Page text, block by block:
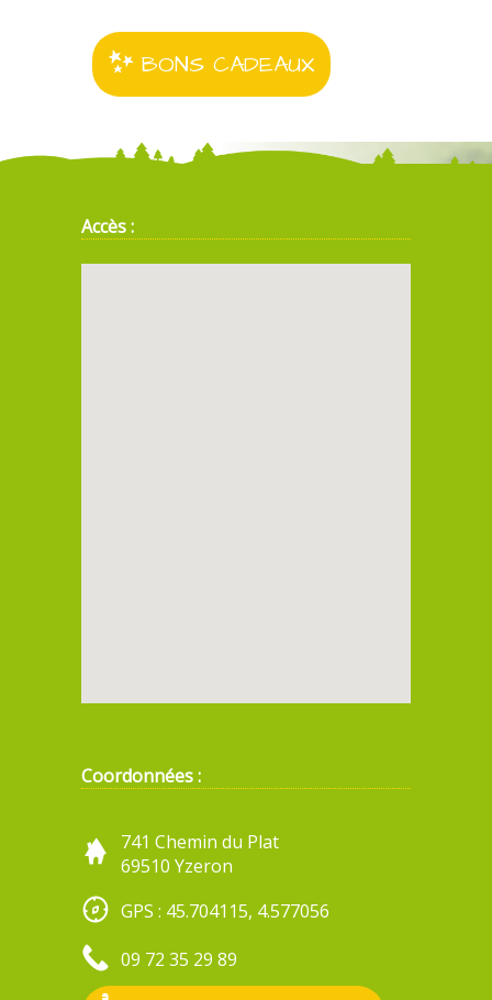
BONS CADEAUX
Accès :
Coordonnées :
741 Chemin du Plat
69510 Yzeron
GPS : 45.704115, 4.577056
09 72 35 29 89